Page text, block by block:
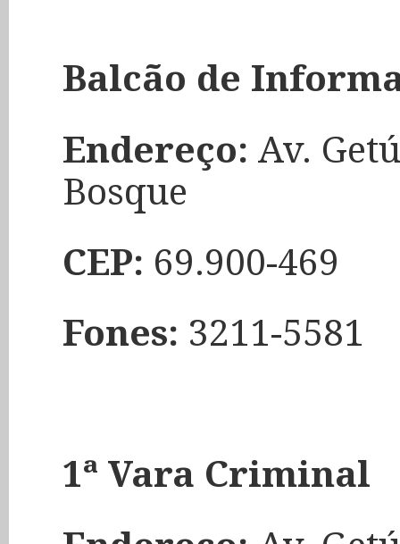
Balcão de
Endereço: Av.
Bosque
CEP: 69.900-469
Fones: 3211-5581
1ª Vara Criminal